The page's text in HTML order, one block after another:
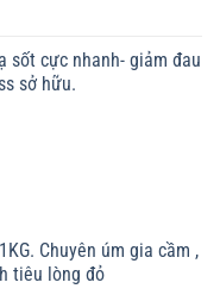
sốt cực nhanh- giảm đau
sở hữu.
Chuyên úm gia cầm ,
tiêu lòng đỏ